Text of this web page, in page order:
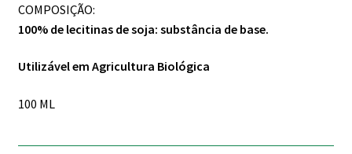
COMPOSIÇÃO:
100% de lecitinas de soja: substância de base.
Utilizável em Agricultura Biológica
100 ML